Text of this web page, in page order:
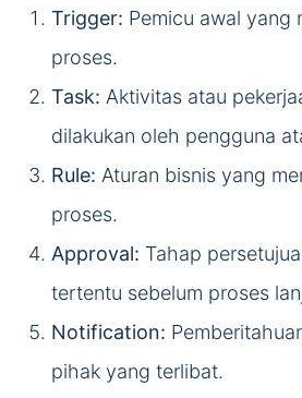
Trigger: Pemicu awal yang
proses.
Task: Aktivitas atau
dilakukan oleh pengguna
Rule: Aturan bisnis yang
proses.
Approval: Tahap
tertentu sebelum proses
Notification:
pihak yang terlibat.